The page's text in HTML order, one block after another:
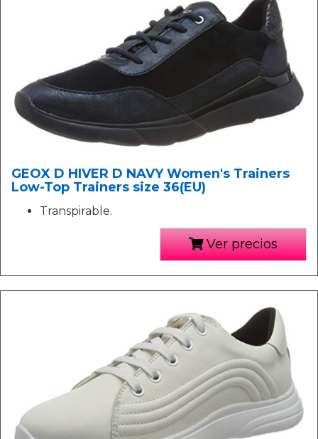
GEOX D HIVER D NAVY Women's Trainers
Low-Top Trainers size 36(EU)
Transpirable.
Ver precios